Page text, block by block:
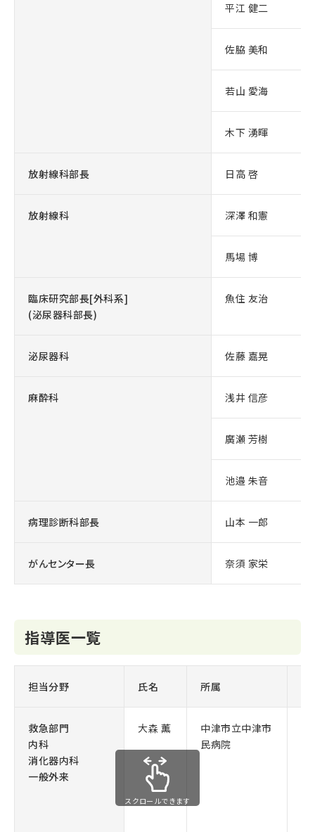
平江 健二
佐脇 美和
若山 愛海
木下 湧暉
放射線科部長 日高 啓
放射線科 深澤 和憲
馬場 博
臨床研究部長[外科系]
(泌尿器科部長)
魚住 友治
泌尿器科 佐藤 嘉晃
麻酔科 浅井 信彦
廣瀬 芳樹
池邉 朱音
病理診断科部長 山本 一郎
がんセンター長 奈須 家栄
指導医一覧
担当分野 氏名 所属
救急部門
内科
消化器内科
一般外来
大森 薫
中津市立中津市
民病院
スクロールできます